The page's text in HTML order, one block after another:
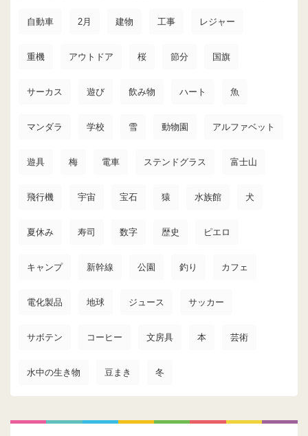
自動車 2月 建物 工事 レジャー
重機 アウトドア 桜 節分 国旗
サーカス 遊び 飲み物 ハート 魚
マンダラ 学校 雪 動物園 アルファベット
遊具 梅 電車 ステンドグラス 富士山
飛行機 宇宙 宝石 猿 水族館 犬
夏休み 寿司 数字 歴史 ピエロ
キャンプ 新幹線 公園 釣り カフェ
電化製品 地球 ジュース サッカー
サボテン コーヒー 文房具 本 芸術
水中の生き物 豆まき 冬